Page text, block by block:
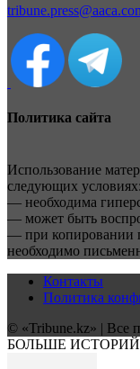
Политика сайта
Использование
следующих условиях:
— необходима
— может быть
— при копировании
необходимо
Контакты
Политика
© «Tribune.kz» | Все
БОЛЬШЕ ИСТОРИЙ